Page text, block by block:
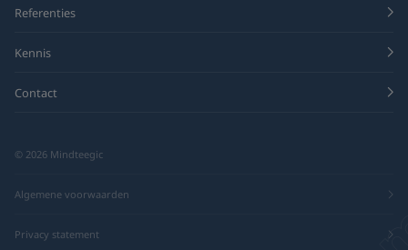
Referenties
Kennis
Contact
© 2026 Mindteegic
Algemene voorwaarden
Privacy statement